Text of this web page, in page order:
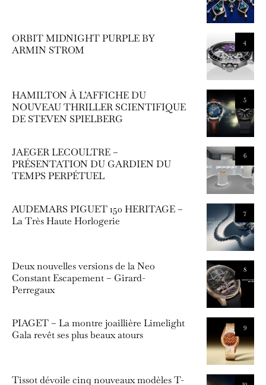
4
ORBIT MIDNIGHT PURPLE BY
ARMIN STROM
5
HAMILTON À L’AFFICHE DU
NOUVEAU THRILLER SCIENTIFIQUE
DE STEVEN SPIELBERG
6
JAEGER LECOULTRE –
PRÉSENTATION DU GARDIEN DU
TEMPS PERPÉTUEL
7
AUDEMARS PIGUET 150 HERITAGE –
La Très Haute Horlogerie
8
Deux nouvelles versions de la Neo
Constant Escapement – Girard-
Perregaux
9
PIAGET – La montre joaillière Limelight
Gala revêt ses plus beaux atours
10
Tissot dévoile cinq nouveaux modèles T-